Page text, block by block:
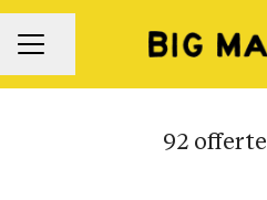
Menu Carriera
Condividi la pagina
92 offerte